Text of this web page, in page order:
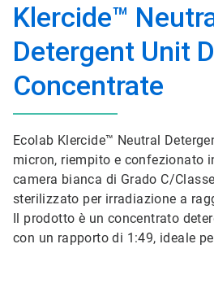
Klercide™
Detergent Unit
Concentrate
Ecolab Klercide™ Neutral
micron, riempito e confezionato
camera bianca di Grado C/
sterilizzato per irradiazione a
Il prodotto è un concentrato
con un rapporto di 1:49, ideale